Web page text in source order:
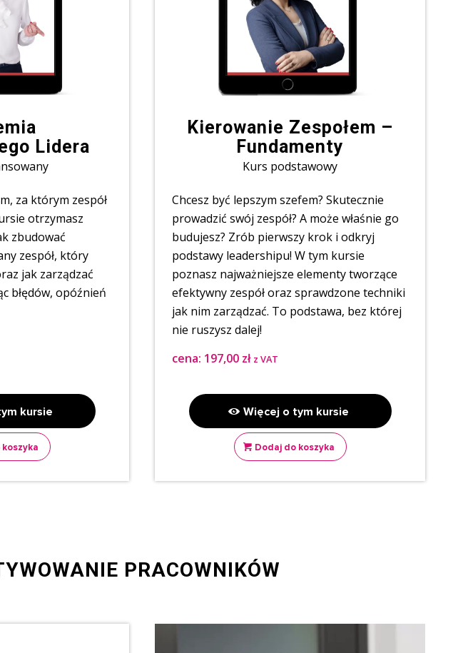
Lidera
za którym zespół
otrzymasz
zbudować
zespół, który
jak zarządzać
błędów, opóźnień
kursie
Kierowanie Zespołem –
Fundamenty
Kurs podstawowy
Chcesz być lepszym szefem? Skutecznie
prowadzić swój zespół? A może właśnie go
budujesz? Zrób pierwszy krok i odkryj
podstawy leadershipu! W tym kursie
poznasz najważniejsze elementy tworzące
efektywny zespół oraz sprawdzone techniki
jak nim zarządzać. To podstawa, bez której
nie ruszysz dalej!
cena: 197,00 zł z VAT
Więcej o tym kursie
Dodaj do koszyka
PRACOWNIKÓW